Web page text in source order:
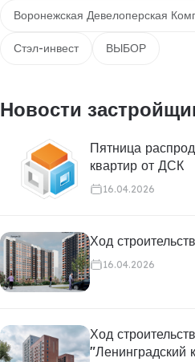
Воронежская Девелоперская
Стэл-инвест ВЫБОР
Новости
Пятница
квартир от ДСК
16.04.2026
Ход
16.04.2026
Ход
"Ленинградский